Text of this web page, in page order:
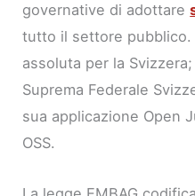
governative di adottare
tutto il settore pubblico.
assoluta per la
Suprema Federale
sua applicazione Open
OSS.